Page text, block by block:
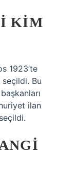
KIM
1923’te
Bu
ilan